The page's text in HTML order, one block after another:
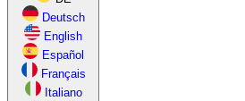
Deutsch
English
Español
Français
Italiano